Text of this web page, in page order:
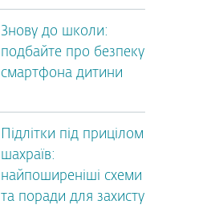
Знову до школи:
подбайте про безпеку
смартфона дитини
Підлітки під прицілом
шахраїв:
найпоширеніші схеми
та поради для захисту